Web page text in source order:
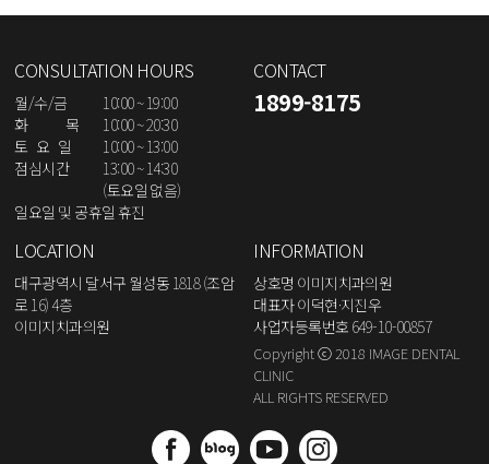
CONSULTATION HOURS
월/수/금
10:00 ~ 19:00
화 목
10:00 ~ 20:30
토 요 일
10:00 ~ 13:00
점심시간
13:00 ~ 14:30
(토요일 없음)
일요일 및 공휴일 휴진
CONTACT
1899-8175
LOCATION
대구광역시 달서구 월성동 1818 (조암
로 16) 4층
이미지치과의원
INFORMATION
상호명 이미지치과의원
대표자 이덕현·지진우
사업자등록번호 649-10-00857
Copyright ⓒ 2018 IMAGE DENTAL
CLINIC
ALL RIGHTS RESERVED